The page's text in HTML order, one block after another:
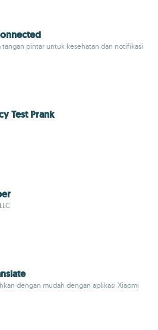
tangan pintar untuk kesehatan dan notifikasi
Test Prank
dengan mudah dengan aplikasi Xiaomi